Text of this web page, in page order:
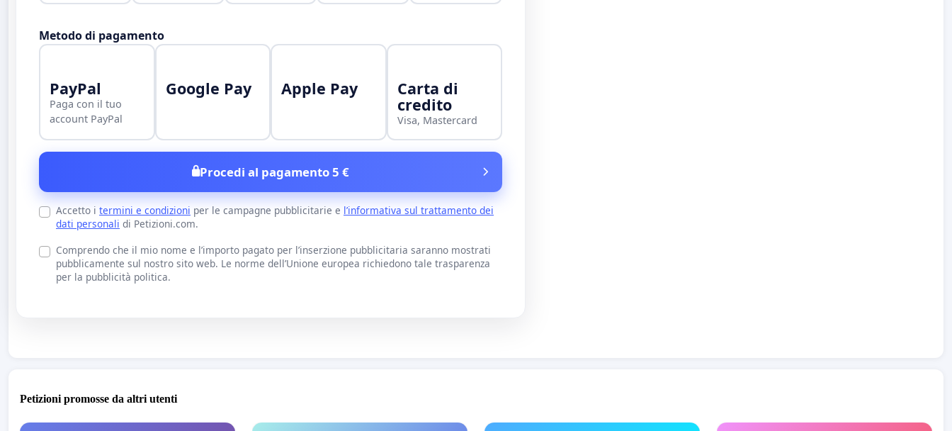
Metodo di pagamento
PayPal
Paga con il tuo
account PayPal
Google Pay Apple Pay Carta di
credito
Visa, Mastercard
Procedi al pagamento 5 €
Accetto i termini e condizioni per le campagne pubblicitarie e l’informativa sul trattamento dei
dati personali di Petizioni.com.
Comprendo che il mio nome e l’importo pagato per l’inserzione pubblicitaria saranno mostrati
pubblicamente sul nostro sito web. Le norme dell’Unione europea richiedono tale trasparenza
per la pubblicità politica.
Petizioni promosse da altri utenti